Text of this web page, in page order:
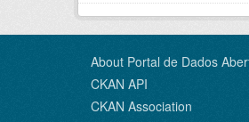
About Portal de Dados
CKAN API
CKAN Association